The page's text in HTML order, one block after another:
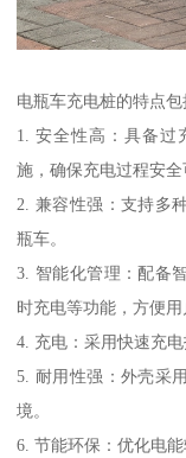
电瓶车充电桩的特点包
1. 安全性高：具备过
施，确保充电过程安全
2. 兼容性强：支持多
瓶车。
3. 智能化管理：配备
时充电等功能，方便用
4. 充电：采用快速充
5. 耐用性强：外壳采
境。
6. 节能环保：优化电